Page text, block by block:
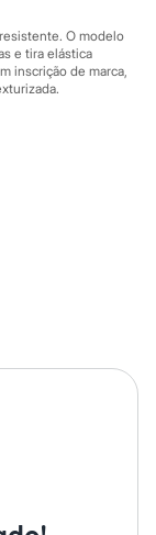
O modelo
e tira elástica
inscrição de marca,